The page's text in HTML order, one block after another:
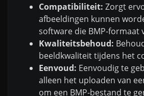
Compatibiliteit: Zorgt
afbeeldingen kunnen
software die BMP-formaat
Kwaliteitsbehoud:
beeldkwaliteit tijdens het
Eenvoud: Eenvoudig te
alleen het uploaden van
om een BMP-bestand te